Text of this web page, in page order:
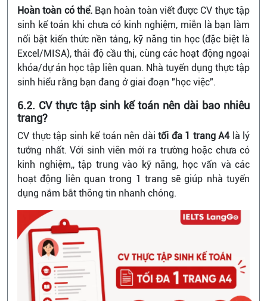
Hoàn toàn có thể. Bạn hoàn toàn viết được CV thực tập
sinh kế toán khi chưa có kinh nghiệm, miễn là bạn làm
nổi bật kiến thức nền tảng, kỹ năng tin học (đặc biệt là
Excel/MISA), thái độ cầu thị, cùng các hoạt động ngoại
khóa/dự án học tập liên quan. Nhà tuyển dụng thực tập
sinh hiểu rằng bạn đang ở giai đoạn "học việc".
6.2. CV thực tập sinh kế toán nên dài bao nhiêu
trang?
CV thực tập sinh kế toán nên dài tối đa 1 trang A4là lý
tưởng nhất. Với sinh viên mới ra trường hoặc chưa có
kinh nghiệm,, tập trung vào kỹ năng, học vấn và các
hoạt động liên quan trong 1 trang sẽ giúp nhà tuyển
dụng nắm bắt thông tin nhanh chóng.